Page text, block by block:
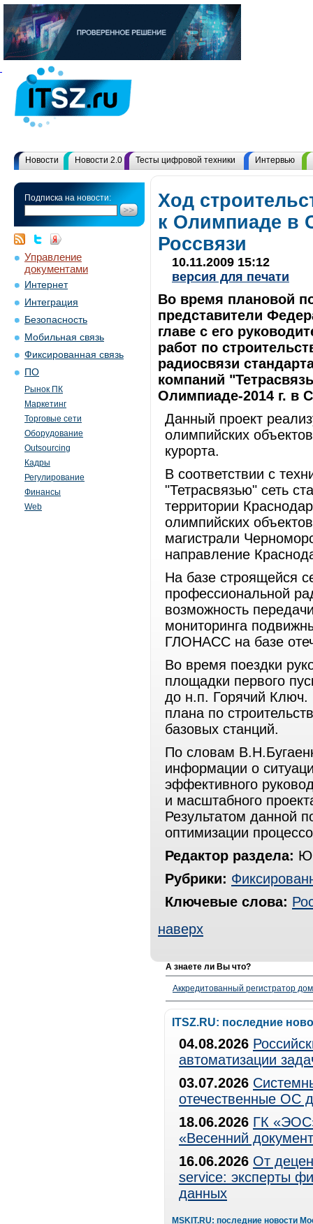
Новости Новости 2.0 Тесты цифровой техники Интервью
Подписка на новости:
Управление
документами
Интернет
Интеграция
Безопасность
Мобильная связь
Фиксированная связь
ПО
Рынок ПК
Маркетинг
Торговые сети
Оборудование
Outsourcing
Кадры
Регулирование
Финансы
Web
Ход
к Олимпиаде в
Россвязи
10.11.2009 15:12
версия для печати
Во время плановой
представители
главе с его
работ по
радиосвязи
компаний
Олимпиаде-2014 г. в
Данный проект
олимпийских
курорта.
В соответствии с
"Тетрасвязью" сеть
территории
олимпийских
магистрали
направление
На базе строящейся
профессиональной
возможность
мониторинга
ГЛОНАСС на базе
Во время поездки
площадки первого
до н.п. Горячий
плана по
базовых станций.
По словам
информации о
эффективного
и масштабного
Результатом данной
оптимизации
Редактор раздела:
Рубрики:
Ключевые слова:
наверх
А знаете ли Вы что?
Аккредитованный регистратор
ITSZ.RU: последние
04.08.2026
автоматизации
03.07.2026
отечественные ОС
18.06.2026 ГК
«Весенний
16.06.2026 От
service: эксперты
данных
MSKIT.RU: последние новости